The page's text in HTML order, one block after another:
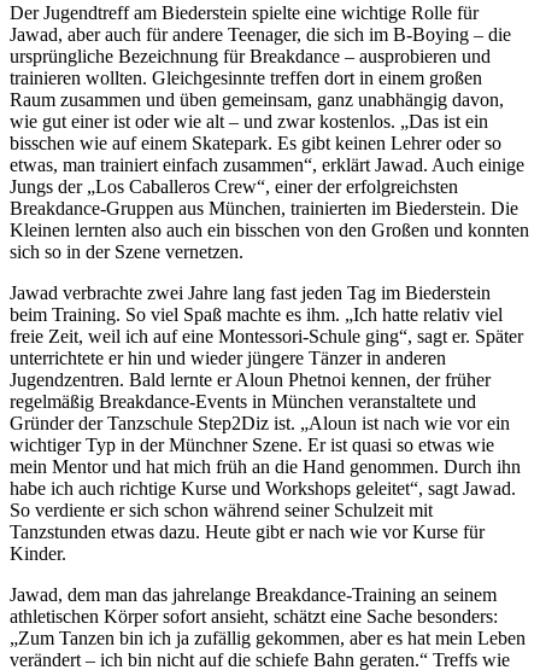
Der Jugendtreff am Biederstein spielte eine wichtige Rolle für
Jawad, aber auch für andere Teenager, die sich im B-Boying – die
ursprüngliche Bezeichnung für Breakdance – ausprobieren und
trainieren wollten. Gleichgesinnte treffen dort in einem großen
Raum zusammen und üben gemeinsam, ganz unabhängig davon,
wie gut einer ist oder wie alt – und zwar kostenlos. „Das ist ein
bisschen wie auf einem Skatepark. Es gibt keinen Lehrer oder so
etwas, man trainiert einfach zusammen“, erklärt Jawad. Auch einige
Jungs der „Los Caballeros Crew“, einer der erfolgreichsten
Breakdance-Gruppen aus München, trainierten im Biederstein. Die
Kleinen lernten also auch ein bisschen von den Großen und konnten
sich so in der Szene vernetzen.
Jawad verbrachte zwei Jahre lang fast jeden Tag im Biederstein
beim Training. So viel Spaß machte es ihm. „Ich hatte relativ viel
freie Zeit, weil ich auf eine Montessori-Schule ging“, sagt er. Später
unterrichtete er hin und wieder jüngere Tänzer in anderen
Jugendzentren. Bald lernte er Aloun Phetnoi kennen, der früher
regelmäßig Breakdance-Events in München veranstaltete und
Gründer der Tanzschule Step2Diz ist. „Aloun ist nach wie vor ein
wichtiger Typ in der Münchner Szene. Er ist quasi so etwas wie
mein Mentor und hat mich früh an die Hand genommen. Durch ihn
habe ich auch richtige Kurse und Workshops geleitet“, sagt Jawad.
So verdiente er sich schon während seiner Schulzeit mit
Tanzstunden etwas dazu. Heute gibt er nach wie vor Kurse für
Kinder.
Jawad, dem man das jahrelange Breakdance-Training an seinem
athletischen Körper sofort ansieht, schätzt eine Sache besonders:
„Zum Tanzen bin ich ja zufällig gekommen, aber es hat mein Leben
verändert – ich bin nicht auf die schiefe Bahn geraten.“ Treffs wie